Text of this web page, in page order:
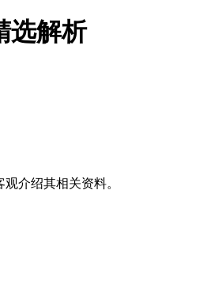
选解析
介绍其相关资料。